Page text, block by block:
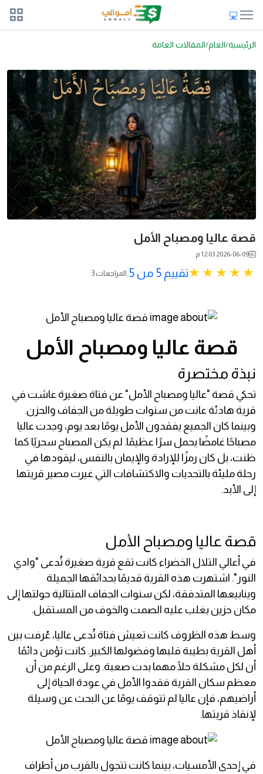
الرئيسية العام المقالات العامة
قصة عاليا ومصباح الأمل
2026-06-09 12:03 م
تقييم 5 من 5. 3 المراجعات
قصة عاليا ومصباح الأمل
نبذة مختصرة
تحكي قصة "عاليا ومصباح الأمل" عن فتاة صغيرة عاشت في
قرية هادئة عانت من سنوات طويلة من الجفاف والحزن.
وبينما كان الجميع يفقدون الأمل يومًا بعد يوم، وجدت عاليا
مصباحًا غامضًا يحمل سرًا عظيمًا. لم يكن المصباح سحريًا كما
ظنت، بل كان رمزًا للإرادة والإيمان بالنفس، ليقودها في
رحلة مليئة بالتحديات والاكتشافات التي غيرت مصير قريتها
إلى الأبد.
قصة عاليا ومصباح الأمل
في أعالي التلال الخضراء كانت تقع قرية صغيرة تُدعى "وادي
النور". اشتهرت هذه القرية قديمًا بحدائقها الجميلة
وينابيعها المتدفقة، لكن سنوات الجفاف المتتالية حولتها إلى
مكان حزين يغلب عليه الصمت والخوف من المستقبل.
وسط هذه الظروف كانت تعيش فتاة تُدعى عاليا، عُرفت بين
أهل القرية بطيبة قلبها وفضولها الكبير. كانت تؤمن دائمًا
أن لكل مشكلة حلًا مهما بدت صعبة. وعلى الرغم من أن
معظم سكان القرية فقدوا الأمل في عودة الحياة إلى
أراضيهم، فإن عاليا لم تتوقف يومًا عن البحث عن وسيلة
لإنقاذ قريتها.
في إحدى الأمسيات، بينما كانت تتجول بالقرب من أطراف